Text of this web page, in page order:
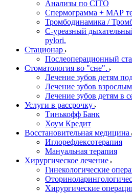
Анализы по CITO
Спермограмма + МАР
Тромбодинамика /
С-уреазный
pylori.
Стационар
Послеоперационный
Стоматология во "сне".
Лечение зубов детям
Лечение зубов
Лечение зубов детям в
Услуги в рассрочку
Тинькофф Банк
Хоум Кредит
Восстановительная медицина
Иглорефлексотерапия
Мануальная терапия
Хирургическое лечение
Гинекологические
Хирургические